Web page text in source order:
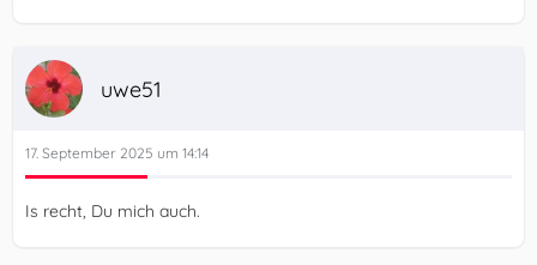
uwe51
17. September 2025 um 14:14
Is recht, Du mich auch.